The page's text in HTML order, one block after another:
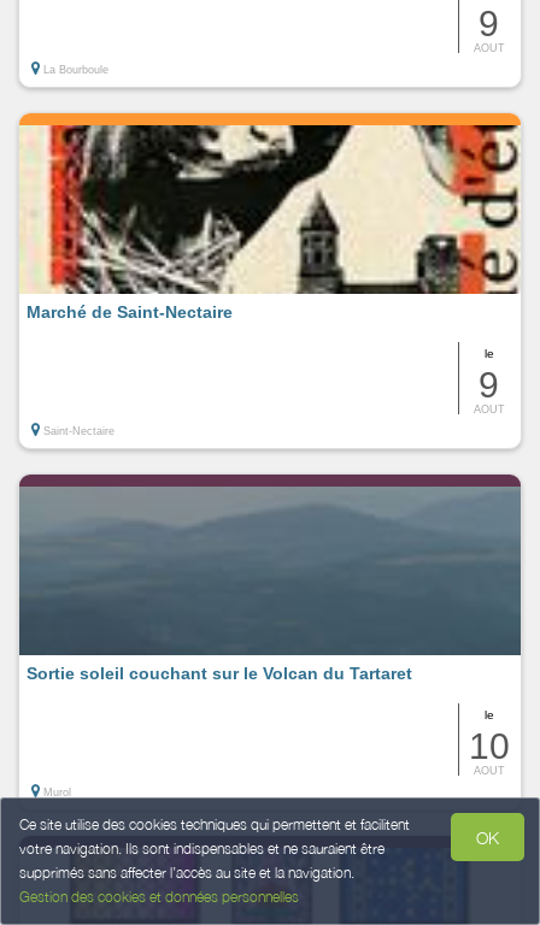
Ce site utilise des cookies techniques qui permettent et facilitent
votre navigation. Ils sont indispensables et ne sauraient être
supprimés sans affecter l’accès au site et la navigation.
Gestion des cookies et données personnelles
OK
9
AOUT
La Bourboule
le
9
AOUT
Marché de Saint-Nectaire
Saint-Nectaire
le
10
AOUT
Sortie soleil couchant sur le Volcan du Tartaret
Murol